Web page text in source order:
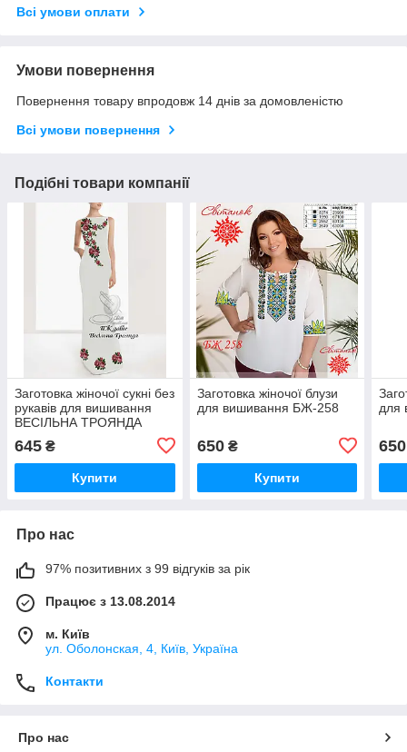
Всі умови оплати
Умови повернення
Повернення товару впродовж 14 днів за домовленістю
Всі умови повернення
Подібні товари компанії
Заготовка жіночої сукні без
рукавів для вишивання
ВЕСІЛЬНА ТРОЯНДА
645 ₴
Купити
Заготовка жіночої блузи
для вишивання БЖ-258
650₴
Купити
для
650
Про нас
97% позитивних з 99 відгуків за рік
Працює з 13.08.2014
м. Київ
ул. Оболонская, 4, Київ, Україна
Контакти
Про нас